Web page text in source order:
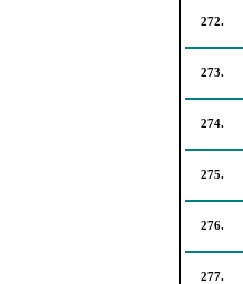
272.
273.
274.
275.
276.
277.